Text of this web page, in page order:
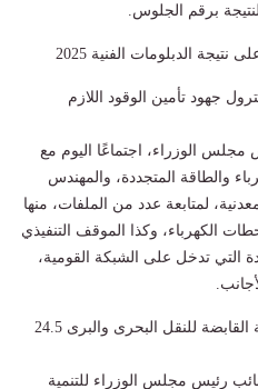
برقم الجلوس.
الدبلومات الفنية 2025
جهود تأمين الوقود اللازم
الوزراء، اجتماعًا اليوم مع
والطاقة المتجددة، والمهندس
لمتابعة عدد من الملفات، منها
الكهرباء، وكذا الموقف التنفيذي
التي تدخل على الشبكة القومية،
نائب رئيس الوزراء: إيرادات الشركة القابضة للنقل البحرى والبرى 24.5
رئيس مجلس الوزراء للتنمية